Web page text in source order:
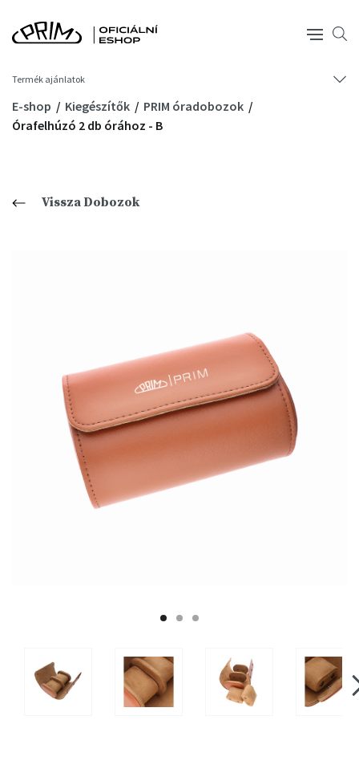
Termék ajánlatok
E-shop Kiegészítők
PRIM óradobozok
Órafelhúzó 2 db órához - B
Vissza Dobozok